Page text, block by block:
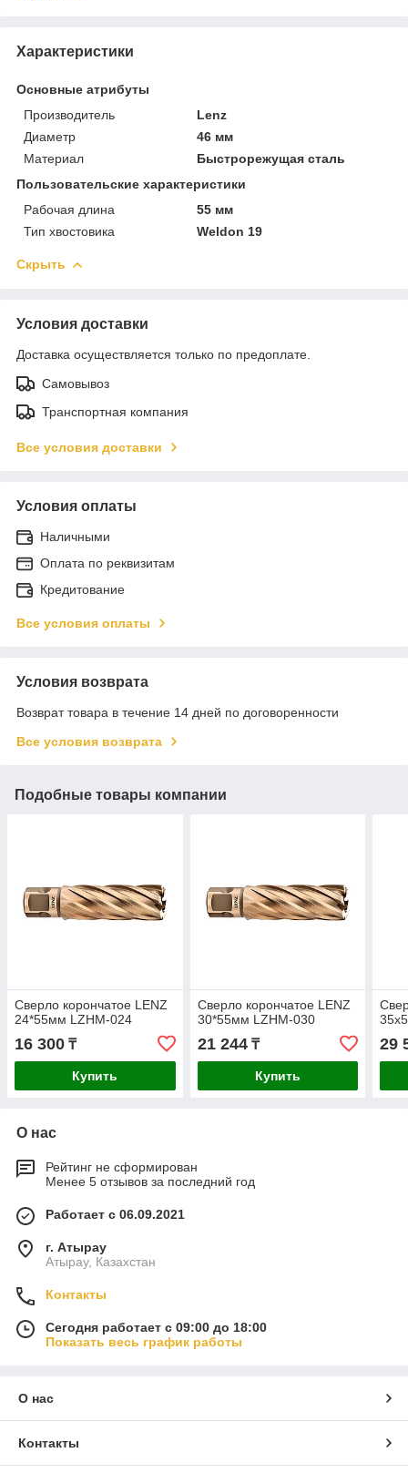
Характеристики
Основные атрибуты
Производитель
Lenz
Диаметр
46 мм
Материал
Быстрорежущая сталь
Пользовательские характеристики
Рабочая длина
55 мм
Тип хвостовика
Weldon 19
Скрыть
Условия доставки
Доставка осуществляется только по предоплате.
Самовывоз
Транспортная компания
Все условия доставки
Условия оплаты
Наличными
Оплата по реквизитам
Кредитование
Все условия оплаты
Условия возврата
Возврат товара в течение 14 дней по договоренности
Все условия возврата
Подобные товары компании
Сверло корончатое LENZ
24*55мм LZHM-024
16 300 ₸
Купить
Сверло корончатое LENZ
30*55мм LZHM-030
21 244₸
Купить
29
О нас
Рейтинг не сформирован
Менее 5 отзывов за последний год
Работает с 06.09.2021
г. Атырау
Атырау, Казахстан
Контакты
Сегодня работает с 09:00 до 18:00
Показать весь график работы
О нас
Контакты